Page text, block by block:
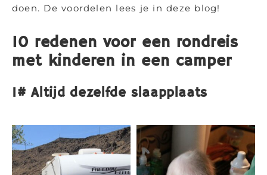
doen. De voordelen lees je in deze blog!
10 redenen voor een rondreis
met kinderen in een camper
1# Altijd dezelfde slaapplaats